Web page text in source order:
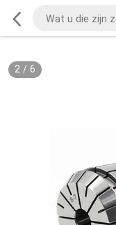
2/ 6